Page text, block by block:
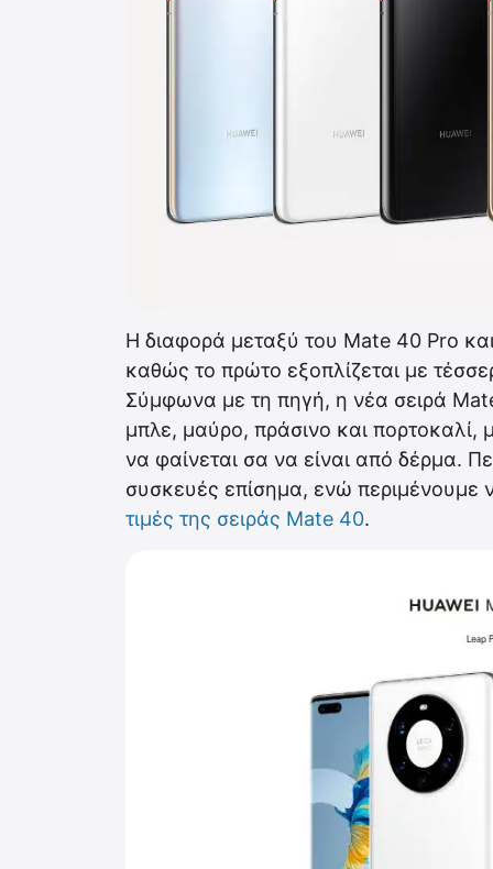
Η διαφορά μεταξύ του Mate 40 Pro
καθώς το πρώτο εξοπλίζεται με
Σύμφωνα με τη πηγή, η νέα σειρά
μπλε, μαύρο, πράσινο και
να φαίνεται σα να είναι από δέρμα.
συσκευές επίσημα, ενώ περιμένουμε
τιμές της σειράς Mate 40.